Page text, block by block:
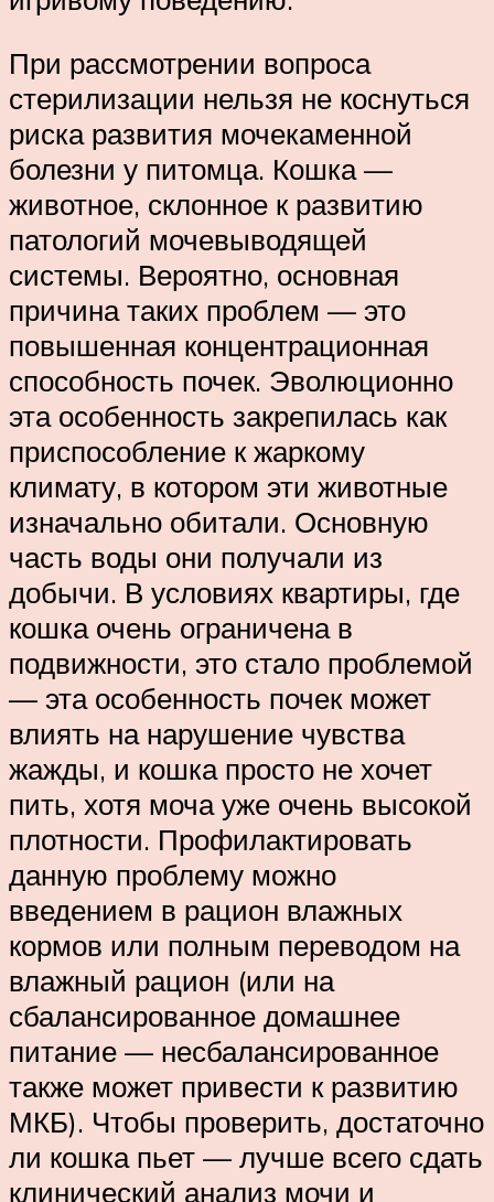
При рассмотрении вопроса
стерилизации нельзя не коснуться
риска развития мочекаменной
болезни у питомца. Кошка —
животное, склонное к развитию
патологий мочевыводящей
системы. Вероятно, основная
причина таких проблем — это
повышенная концентрационная
способность почек. Эволюционно
эта особенность закрепилась как
приспособление к жаркому
климату, в котором эти животные
изначально обитали. Основную
часть воды они получали из
добычи. В условиях квартиры, где
кошка очень ограничена в
подвижности, это стало проблемой
— эта особенность почек может
влиять на нарушение чувства
жажды, и кошка просто не хочет
пить, хотя моча уже очень высокой
плотности. Профилактировать
данную проблему можно
введением в рацион влажных
кормов или полным переводом на
влажный рацион (или на
сбалансированное домашнее
питание — несбалансированное
также может привести к развитию
МКБ). Чтобы проверить, достаточно
ли кошка пьет — лучше всего сдать
клинический анализ мочи и